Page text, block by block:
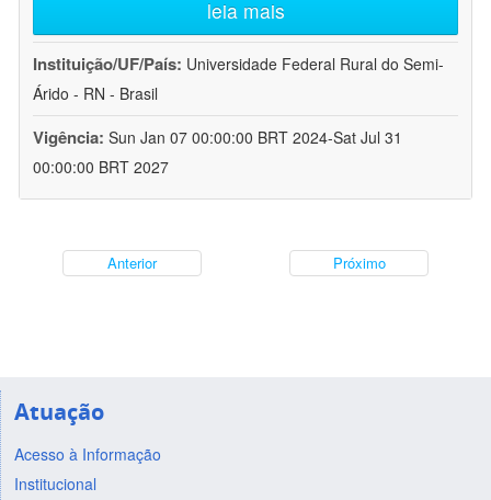
leia mais
Instituição/UF/País: Universidade Federal Rural do Semi-
Árido - RN - Brasil
Vigência: Sun Jan 07 00:00:00 BRT 2024-Sat Jul 31
00:00:00 BRT 2027
Anterior Próximo
Atuação
Acesso à Informação
Institucional